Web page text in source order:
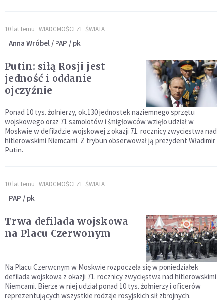
10 lat temu WIADOMOŚCI ZE ŚWIATA
Anna Wróbel / PAP / pk
Putin: siłą Rosji jest
jedność i oddanie
ojczyźnie
Ponad 10 tys. żołnierzy, ok.130 jednostek naziemnego sprzętu
wojskowego oraz 71 samolotów i śmigłowców wzięło udział w
Moskwie w defiladzie wojskowej z okazji 71. rocznicy zwycięstwa nad
hitlerowskimi Niemcami. Z trybun obserwował ją prezydent Władimir
Putin.
10 lat temu WIADOMOŚCI ZE ŚWIATA
PAP / pk
Trwa defilada wojskowa
na Placu Czerwonym
Na Placu Czerwonym w Moskwie rozpoczęła się w poniedziałek
defilada wojskowa z okazji 71. rocznicy zwycięstwa nad hitlerowskimi
Niemcami. Bierze w niej udział ponad 10 tys. żołnierzy i oficerów
reprezentujących wszystkie rodzaje rosyjskich sił zbrojnych.